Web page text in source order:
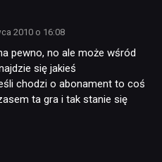
2010 o 16:08
pewno, no ale może wśród
się jakieś
chodzi o abonament to coś
ta gra i tak stanie się